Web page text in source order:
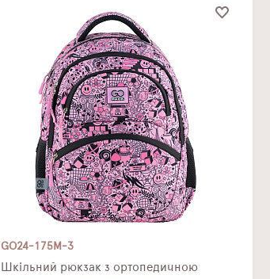
GO24-175M-3
Шкільний рюкзак з ортопедичною